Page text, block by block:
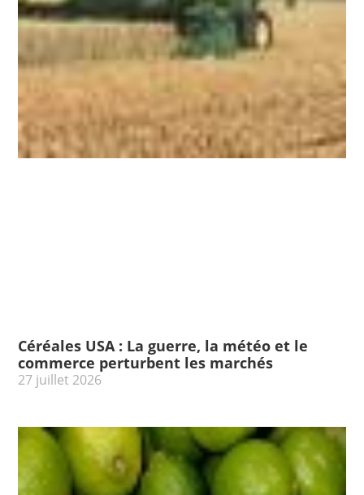
Céréales USA : La guerre, la météo et le
commerce perturbent les marchés
27 juillet 2026